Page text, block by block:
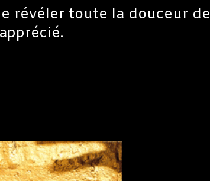
révéler toute la douceur de